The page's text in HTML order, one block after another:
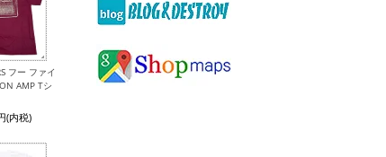
フー ファイ
AMP Tシ
(内税)